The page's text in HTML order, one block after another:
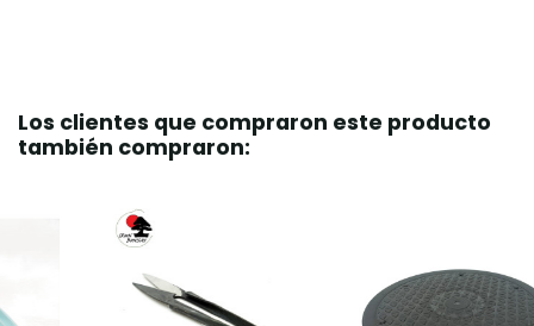
Los clientes que compraron este producto
también compraron: